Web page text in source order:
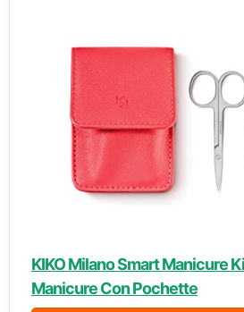
KIKO Milano Smart Manicure
Manicure Con Pochette